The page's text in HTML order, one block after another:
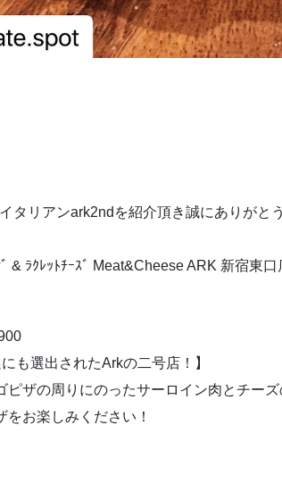
リアンark2ndを紹介頂き誠にありがと
& ﾗｸﾚｯﾄﾁｰｽﾞ Meat&Cheese ARK 新宿東口
も選出されたArkの二号店！】
ザの周りにのったサーロイン肉とチー
お楽しみください！